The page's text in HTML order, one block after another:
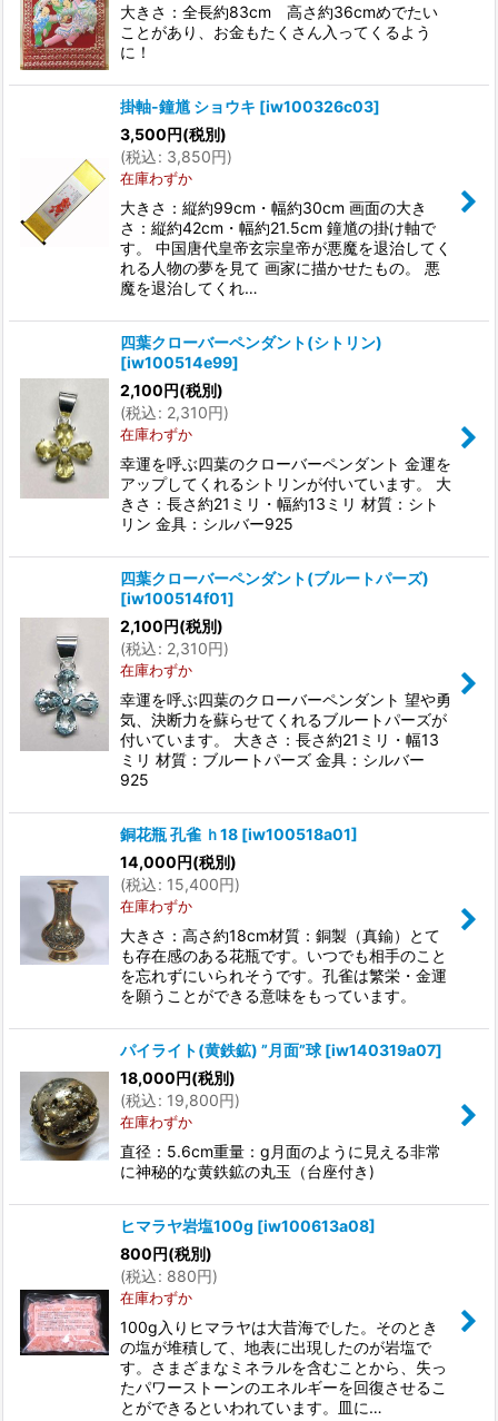
大きさ：全長約83cm 高さ約36cmめでたい
ことがあり、お金もたくさん入ってくるよう
に！
掛軸-鐘馗 ショウキ [iw100326c03]
3,500円(税別)
(税込: 3,850円)
在庫わずか
大きさ：縦約99cm・幅約30cm 画面の大き
さ：縦約42cm・幅約21.5cm 鐘馗の掛け軸で
す。 中国唐代皇帝玄宗皇帝が悪魔を退治してく
れる人物の夢を見て 画家に描かせたもの。 悪
魔を退治してくれ…
四葉クローバーペンダント(シトリン)
[iw100514e99]
2,100円(税別)
(税込: 2,310円)
在庫わずか
幸運を呼ぶ四葉のクローバーペンダント 金運を
アップしてくれるシトリンが付いています。 大
きさ：長さ約21ミリ・幅約13ミリ 材質：シト
リン 金具：シルバー925
四葉クローバーペンダント(ブルートパーズ)
[iw100514f01]
2,100円(税別)
(税込: 2,310円)
在庫わずか
幸運を呼ぶ四葉のクローバーペンダント 望や勇
気、決断力を蘇らせてくれるブルートパーズが
付いています。 大きさ：長さ約21ミリ・幅13
ミリ 材質：ブルートパーズ 金具：シルバー
925
銅花瓶 孔雀 ｈ18 [iw100518a01]
14,000円(税別)
(税込: 15,400円)
在庫わずか
大きさ：高さ約18cm材質：銅製（真鍮）とて
も存在感のある花瓶です。いつでも相手のこと
を忘れずにいられそうです。孔雀は繁栄・金運
を願うことができる意味をもっています。
パイライト(黄鉄鉱) ”月面”球 [iw140319a07]
18,000円(税別)
(税込: 19,800円)
在庫わずか
直径：5.6cm重量：g月面のように見える非常
に神秘的な黄鉄鉱の丸玉（台座付き)
ヒマラヤ岩塩100g [iw100613a08]
800円(税別)
(税込: 880円)
在庫わずか
100g入りヒマラヤは大昔海でした。そのとき
の塩が堆積して、地表に出現したのが岩塩で
す。さまざまなミネラルを含むことから、失っ
たパワーストーンのエネルギーを回復させるこ
とができるといわれています。皿に…